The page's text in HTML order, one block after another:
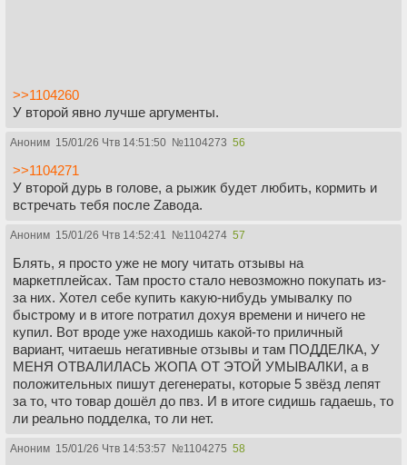
>>1104260
У второй явно лучше аргументы.
Аноним 15/01/26 Чтв 14:51:50 №1104273 56
>>1104271
У второй дурь в голове, а рыжик будет любить, кормить и
встречать тебя после Zавода.
Аноним 15/01/26 Чтв 14:52:41 №1104274 57
Блять, я просто уже не могу читать отзывы на
маркетплейсах. Там просто стало невозможно покупать из-
за них. Хотел себе купить какую-нибудь умывалку по
быстрому и в итоге потратил дохуя времени и ничего не
купил. Вот вроде уже находишь какой-то приличный
вариант, читаешь негативные отзывы и там ПОДДЕЛКА, У
МЕНЯ ОТВАЛИЛАСЬ ЖОПА ОТ ЭТОЙ УМЫВАЛКИ, а в
положительных пишут дегенераты, которые 5 звёзд лепят
за то, что товар дошёл до пвз. И в итоге сидишь гадаешь, то
ли реально подделка, то ли нет.
Аноним 15/01/26 Чтв 14:53:57 №1104275 58